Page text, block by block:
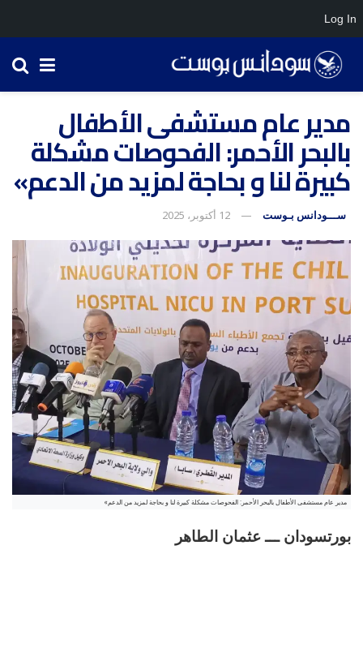
مدير عام مستشفى الأطفال
بالبحر الأحمر: الفحوصات مشكلة
كبيرة لنا و بحاجة لمزيد من الدعم»
ســـودانس بـوست 12 أكتوبر، 2025
مدير عام مستشفى الأطفال بالبحر الأحمر: الفحوصات مشكلة كبيرة لنا و بحاجة لمزيد من الدعم»
بورتسودان ـــ عثمان الطاهر
Log In